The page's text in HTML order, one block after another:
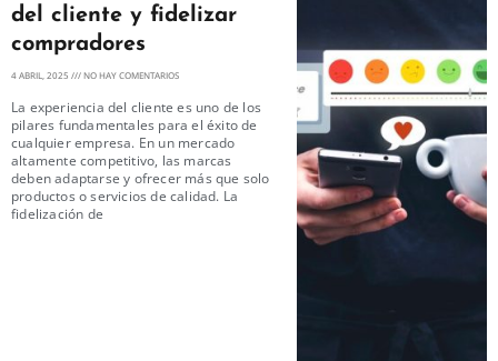
del cliente y fidelizar
compradores
4 ABRIL, 2025 NO HAY COMENTARIOS
La experiencia del cliente es uno de los
pilares fundamentales para el éxito de
cualquier empresa. En un mercado
altamente competitivo, las marcas
deben adaptarse y ofrecer más que solo
productos o servicios de calidad. La
fidelización de